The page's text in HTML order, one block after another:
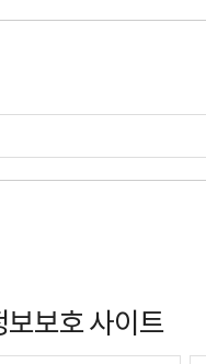
보보호 사이트